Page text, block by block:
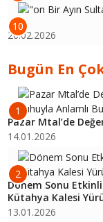
10
26.02.2026
Bugün En
1
Pazar Mtal’de
14.01.2026
2
Dönem Sonu
Kütahya Kalesi
13.01.2026